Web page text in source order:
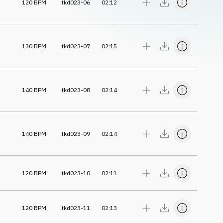
120 BPM tkd023-06 02:12
130 BPM tkd023-07 02:15
140 BPM tkd023-08 02:14
140 BPM tkd023-09 02:14
120 BPM tkd023-10 02:11
120 BPM tkd023-11 02:13